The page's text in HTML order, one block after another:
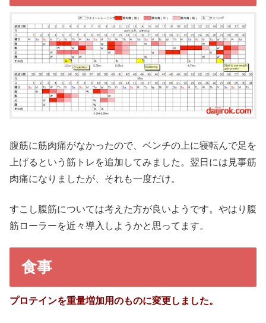
腹筋に筋肉痛がなかったので、ベンチの上に寝転んで足を
上げるという筋トレを追加してみました。翌日には見事筋
肉痛になりましたが、それも一度だけ。
すこし腹筋については考えた方が良いようです。やはり腹
筋ローラーを近々導入しようかと思ってます。
食事
プロテインを重量増加用のものに変更しました。